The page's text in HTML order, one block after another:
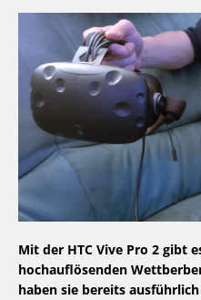
Mit der HTC Vive Pro 2 gibt
hochauflösenden
haben sie bereits